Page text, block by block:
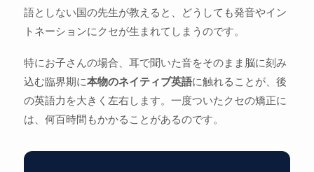
語としない国の先生が教えると、どうしても発音やイン
トネーションにクセが生まれてしまうのです。
特にお子さんの場合、耳で聞いた音をそのまま脳に刻み
込む臨界期に本物のネイティブ英語に触れることが、後
の英語力を大きく左右します。一度ついたクセの矯正に
は、何百時間もかかることがあるのです。